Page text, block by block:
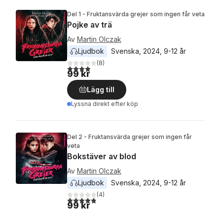
Del 1 - Fruktansvärda grejer som ingen får veta
Pojke av trä
Av Martin Olczak
Ljudbok
Svenska 2024 9-12 år
3,9utav 5 stjärnor. Totalt antal röster:
(8)
99 kr
Lägg till
Lyssna direkt efter köp
Del 2 - Fruktansvärda grejer som ingen får
veta
Bokstäver av blod
Av Martin Olczak
Ljudbok
Svenska 2024 9-12 år
4,8utav 5 stjärnor. Totalt antal röster:
(4)
99 kr